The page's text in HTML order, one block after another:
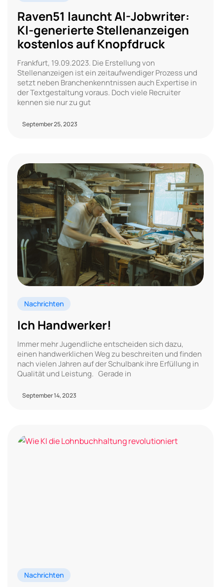
Raven51 launcht AI-Jobwriter:
KI-generierte Stellenanzeigen
kostenlos auf Knopfdruck
Frankfurt, 19.09.2023. Die Erstellung von
Stellenanzeigen ist ein zeitaufwendiger Prozess und
setzt neben Branchenkenntnissen auch Expertise in
der Textgestaltung voraus. Doch viele Recruiter
kennen sie nur zu gut
September 25, 2023
Nachrichten
Ich Handwerker!
Immer mehr Jugendliche entscheiden sich dazu,
einen handwerklichen Weg zu beschreiten und finden
nach vielen Jahren auf der Schulbank ihre Erfüllung in
Qualität und Leistung. Gerade in
September 14, 2023
Nachrichten